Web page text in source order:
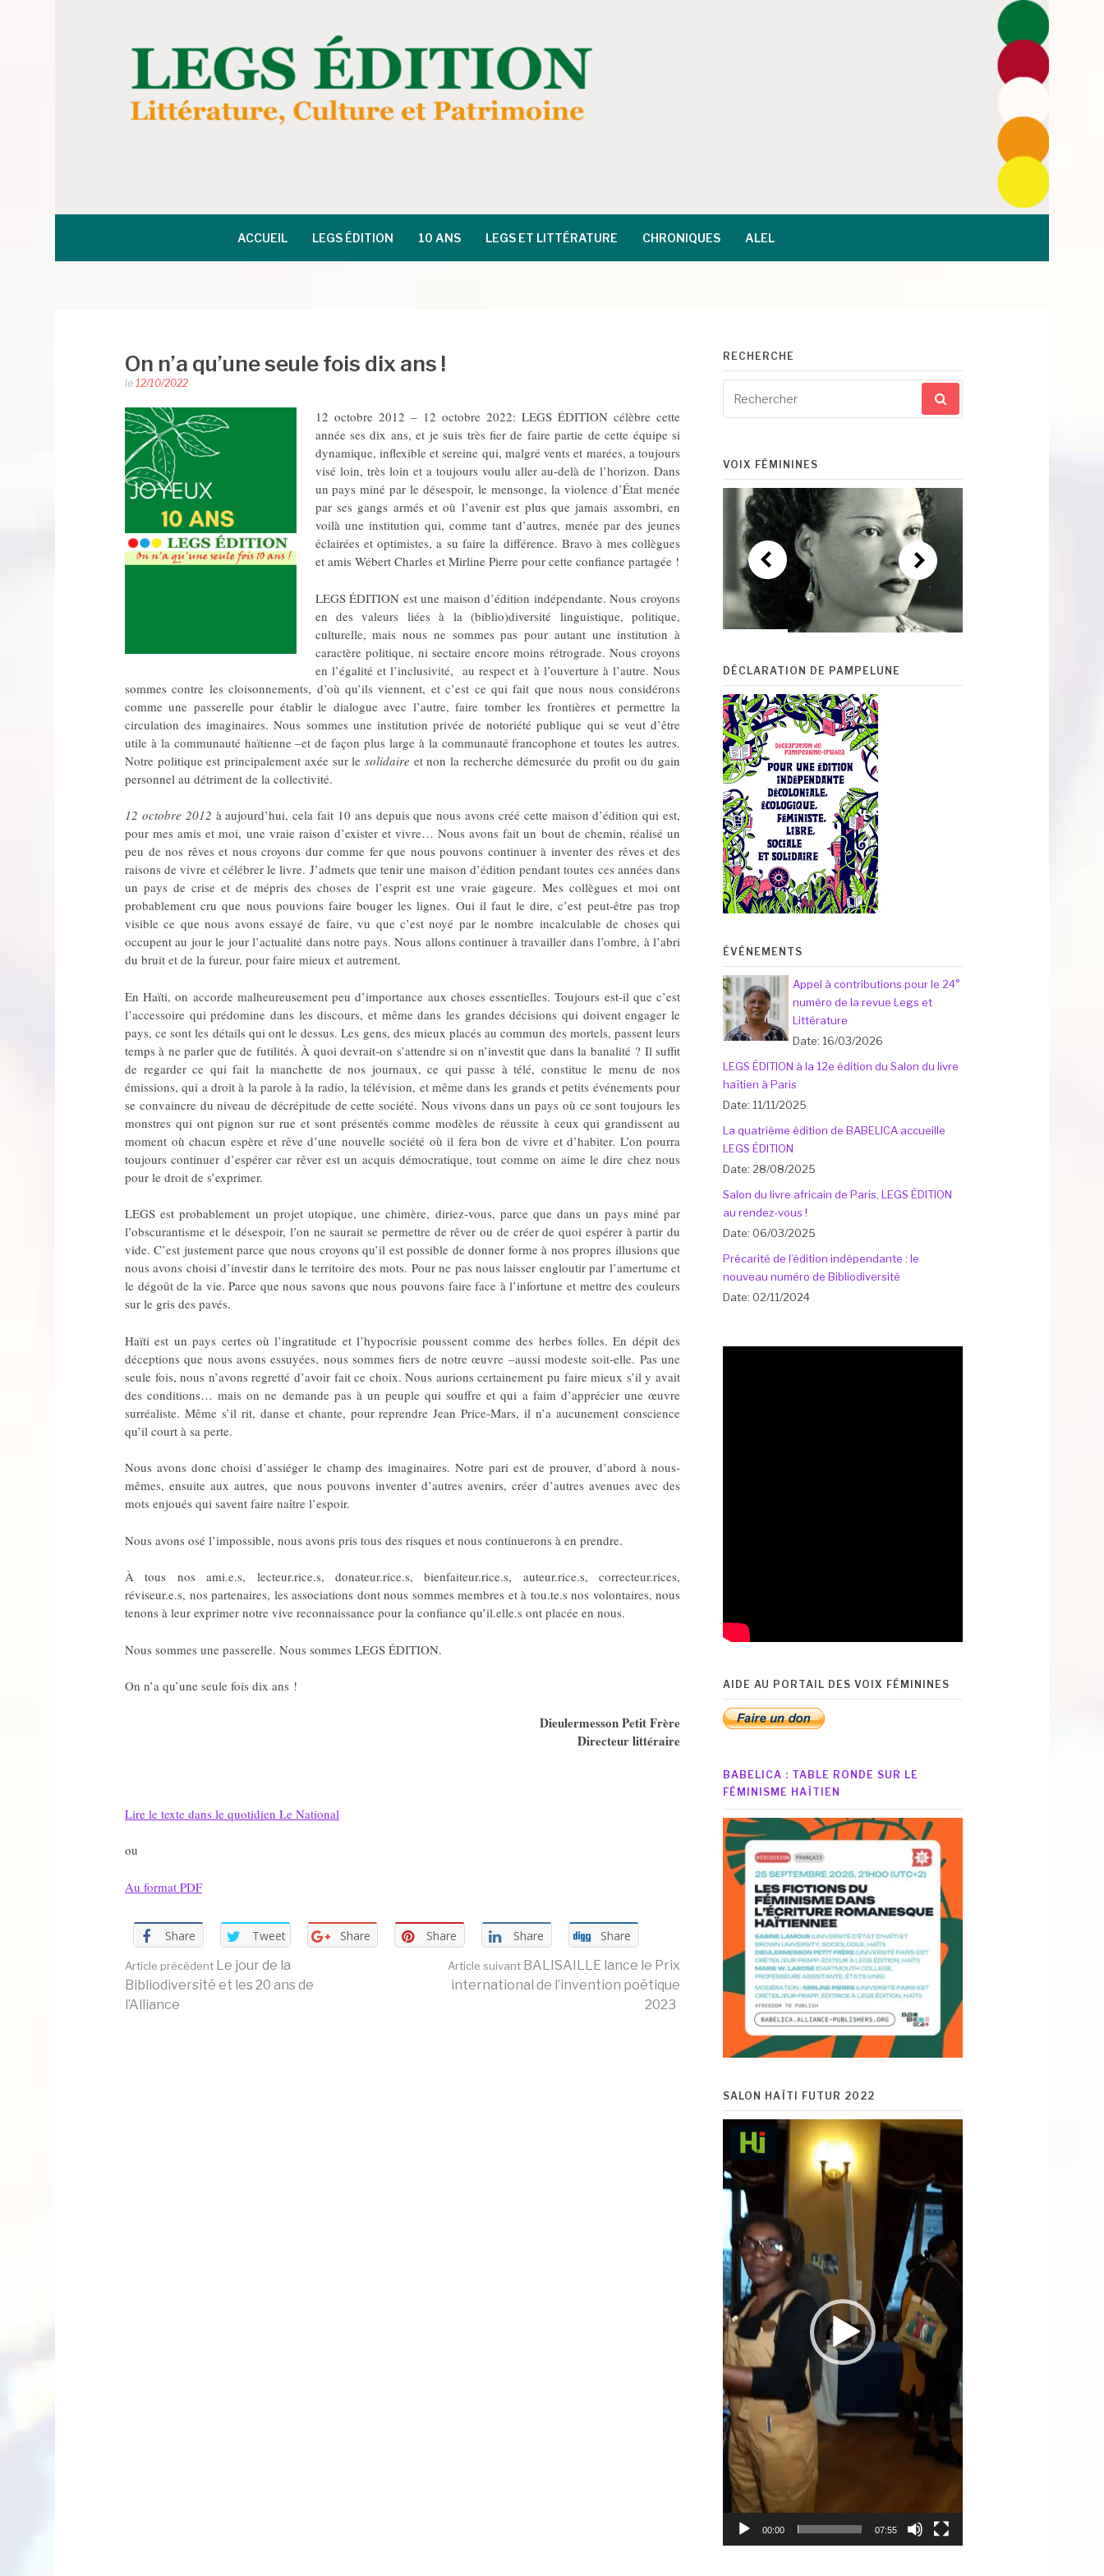
LEGS ÉDITION
ACCUEIL LEGS ÉDITION 10 ANS LEGS ET LITTÉRATURE CHRONIQUES ALEL
On n’a qu’une seule fois dix ans !
le 12/10/2022
12 octobre 2012 – 12 octobre 2022: LEGS ÉDITION célèbre cette
année ses dix ans, et je suis très fier de faire partie de cette équipe si
dynamique, inflexible et sereine qui, malgré vents et marées, a toujours
visé loin, très loin et a toujours voulu aller au-delà de l’horizon. Dans
un pays miné par le désespoir, le mensonge, la violence d’État menée
par ses gangs armés et où l’avenir est plus que jamais assombri, en
voilà une institution qui, comme tant d’autres, menée par des jeunes
éclairées et optimistes, a su faire la différence. Bravo à mes collègues
et amis Wébert Charles et Mirline Pierre pour cette confiance partagée !
LEGS ÉDITION est une maison d’édition indépendante. Nous croyons
en des valeurs liées à la (biblio)diversité linguistique, politique,
culturelle, mais nous ne sommes pas pour autant une institution à
caractère politique, ni sectaire encore moins rétrograde. Nous croyons
en l’égalité et l’inclusivité, au respect et à l’ouverture à l’autre. Nous
sommes contre les cloisonnements, d’où qu’ils viennent, et c’est ce qui fait que nous nous considérons
comme une passerelle pour établir le dialogue avec l’autre, faire tomber les frontières et permettre la
circulation des imaginaires. Nous sommes une institution privée de notoriété publique qui se veut d’être
utile à la communauté haïtienne –et de façon plus large à la communauté francophone et toutes les autres.
Notre politique est principalement axée sur le solidaire et non la recherche démesurée du profit ou du gain
personnel au détriment de la collectivité.
12 octobre 2012 à aujourd’hui, cela fait 10 ans depuis que nous avons créé cette maison d’édition qui est,
pour mes amis et moi, une vraie raison d’exister et vivre… Nous avons fait un bout de chemin, réalisé un
peu de nos rêves et nous croyons dur comme fer que nous pouvons continuer à inventer des rêves et des
raisons de vivre et célébrer le livre. J’admets que tenir une maison d’édition pendant toutes ces années dans
un pays de crise et de mépris des choses de l’esprit est une vraie gageure. Mes collègues et moi ont
probablement cru que nous pouvions faire bouger les lignes. Oui il faut le dire, c’est peut-être pas trop
visible ce que nous avons essayé de faire, vu que c’est noyé par le nombre incalculable de choses qui
occupent au jour le jour l’actualité dans notre pays. Nous allons continuer à travailler dans l’ombre, à l’abri
du bruit et de la fureur, pour faire mieux et autrement.
En Haïti, on accorde malheureusement peu d’importance aux choses essentielles. Toujours est-il que c’est
l’accessoire qui prédomine dans les discours, et même dans les grandes décisions qui doivent engager le
pays, ce sont les détails qui ont le dessus. Les gens, des mieux placés au commun des mortels, passent leurs
temps à ne parler que de futilités. À quoi devrait-on s’attendre si on n’investit que dans la banalité ? Il suffit
de regarder ce qui fait la manchette de nos journaux, ce qui passe à télé, constitue le menu de nos
émissions, qui a droit à la parole à la radio, la télévision, et même dans les grands et petits événements pour
se convaincre du niveau de décrépitude de cette société. Nous vivons dans un pays où ce sont toujours les
monstres qui ont pignon sur rue et sont présentés comme modèles de réussite à ceux qui grandissent au
moment où chacun espère et rêve d’une nouvelle société où il fera bon de vivre et d’habiter. L’on pourra
toujours continuer d’espérer car rêver est un acquis démocratique, tout comme on aime le dire chez nous
pour le droit de s’exprimer.
LEGS est probablement un projet utopique, une chimère, diriez-vous, parce que dans un pays miné par
l’obscurantisme et le désespoir, l’on ne saurait se permettre de rêver ou de créer de quoi espérer à partir du
vide. C’est justement parce que nous croyons qu’il est possible de donner forme à nos propres illusions que
nous avons choisi d’investir dans le territoire des mots. Pour ne pas nous laisser engloutir par l’amertume et
le dégoût de la vie. Parce que nous savons que nous pouvons faire face à l’infortune et mettre des couleurs
sur le gris des pavés.
Haïti est un pays certes où l’ingratitude et l’hypocrisie poussent comme des herbes folles. En dépit des
déceptions que nous avons essuyées, nous sommes fiers de notre œuvre –aussi modeste soit-elle. Pas une
seule fois, nous n’avons regretté d’avoir fait ce choix. Nous aurions certainement pu faire mieux s’il y avait
des conditions… mais on ne demande pas à un peuple qui souffre et qui a faim d’apprécier une œuvre
surréaliste. Même s’il rit, danse et chante, pour reprendre Jean Price-Mars, il n’a aucunement conscience
qu’il court à sa perte.
Nous avons donc choisi d’assiéger le champ des imaginaires. Notre pari est de prouver, d’abord à nous-
mêmes, ensuite aux autres, que nous pouvons inventer d’autres avenirs, créer d’autres avenues avec des
mots enjoués qui savent faire naître l’espoir.
Nous avons osé l’impossible, nous avons pris tous des risques et nous continuerons à en prendre.
À tous nos ami.e.s, lecteur.rice.s, donateur.rice.s, bienfaiteur.rice.s, auteur.rice.s, correcteur.rices,
réviseur.e.s, nos partenaires, les associations dont nous sommes membres et à tou.te.s nos volontaires, nous
tenons à leur exprimer notre vive reconnaissance pour la confiance qu’il.elle.s ont placée en nous.
Nous sommes une passerelle. Nous sommes LEGS ÉDITION.
On n’a qu’une seule fois dix ans !
Dieulermesson Petit Frère
Directeur littéraire
Lire le texte dans le quotidien Le National
ou
Au format PDF
Share Tweet Share Share Share Share
Lire
Article précédent Le jour de la
Bibliodiversité et les 20 ans de
l’Alliance
Article suivant BALISAILLE lance le Prix
international de l’invention poétique
2023
RECHERCHE
pour
:
VOIX FÉMININES
DÉCLARATION DE PAMPELUNE
ÉVÉNEMENTS
Appel à contributions pour le 24°
numéro de la revue Legs et
Littérature
Date: 16/03/2026
LEGS ÉDITION à la 12e édition du Salon du livre
haïtien à Paris
Date: 11/11/2025
La quatrième édition de BABELICA accueille
LEGS ÉDITION
Date: 28/08/2025
Salon du livre africain de Paris, LEGS ÉDITION
au rendez-vous !
Date: 06/03/2025
Précarité de l’édition indépendante : le
nouveau numéro de Bibliodiversité
Date: 02/11/2024
AIDE AU PORTAIL DES VOIX FÉMININES
BABELICA : TABLE RONDE SUR LE
FÉMINISME HAÏTIEN
SALON HAÏTI FUTUR 2022
Lecteur
vidéo
00:00 07:55